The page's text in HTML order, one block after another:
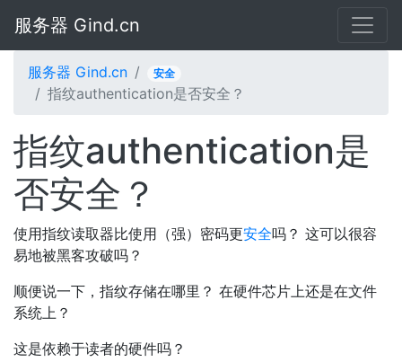
服务器 Gind.cn
服务器 Gind.cn 安全
指纹authentication是否安全？
指纹authentication是
否安全？
使用指纹读取器比使用（强）密码更安全吗？ 这可以很容
易地被黑客攻破吗？
顺便说一下，指纹存储在哪里？ 在硬件芯片上还是在文件
系统上？
这是依赖于读者的硬件吗？